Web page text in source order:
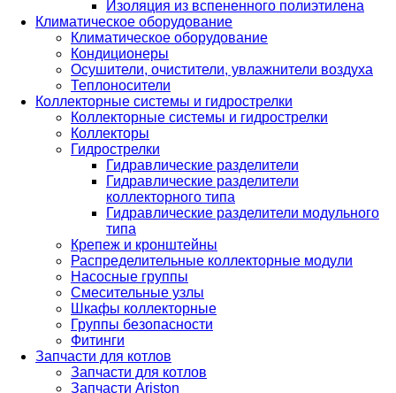
Изоляция из вспененного полиэтилена
Климатическое оборудование
Климатическое оборудование
Кондиционеры
Осушители, очистители, увлажнители воздуха
Теплоносители
Коллекторные системы и гидрострелки
Коллекторные системы и гидрострелки
Коллекторы
Гидрострелки
Гидравлические разделители
Гидравлические разделители
коллекторного типа
Гидравлические разделители модульного
типа
Крепеж и кронштейны
Распределительные коллекторные модули
Насосные группы
Смесительные узлы
Шкафы коллекторные
Группы безопасности
Фитинги
Запчасти для котлов
Запчасти для котлов
Запчасти Ariston